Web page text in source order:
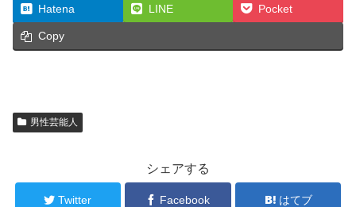
Hatena LINE Pocket
Copy
男性芸能人
シェアする
Twitter Facebook はてブ